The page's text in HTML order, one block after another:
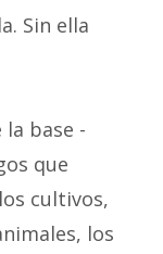
Sin ella
la base -
que
cultivos,
los